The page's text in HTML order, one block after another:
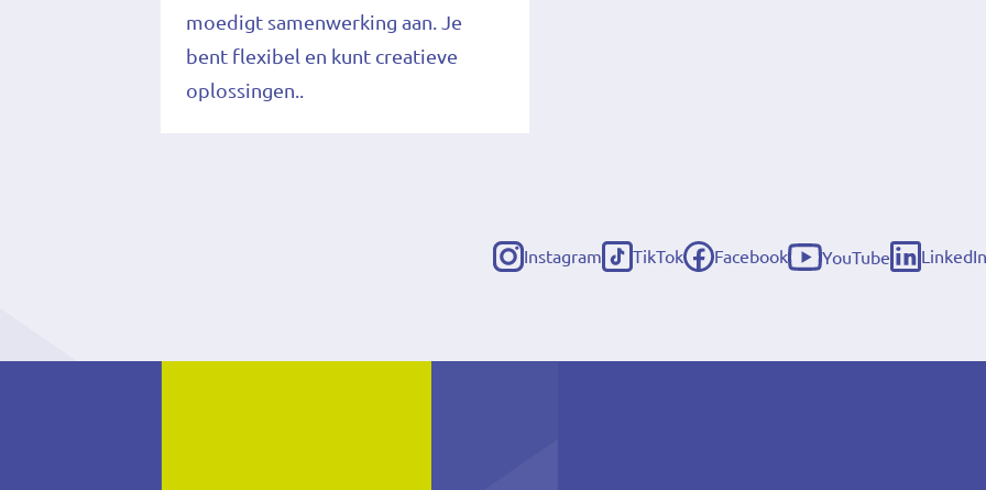
moedigt samenwerking aan. Je
bent flexibel en kunt creatieve
oplossingen..
Instagram
(externe
TikTok
(externe
Facebook
(externe
YouTube
(externe
LinkedIn
(externe